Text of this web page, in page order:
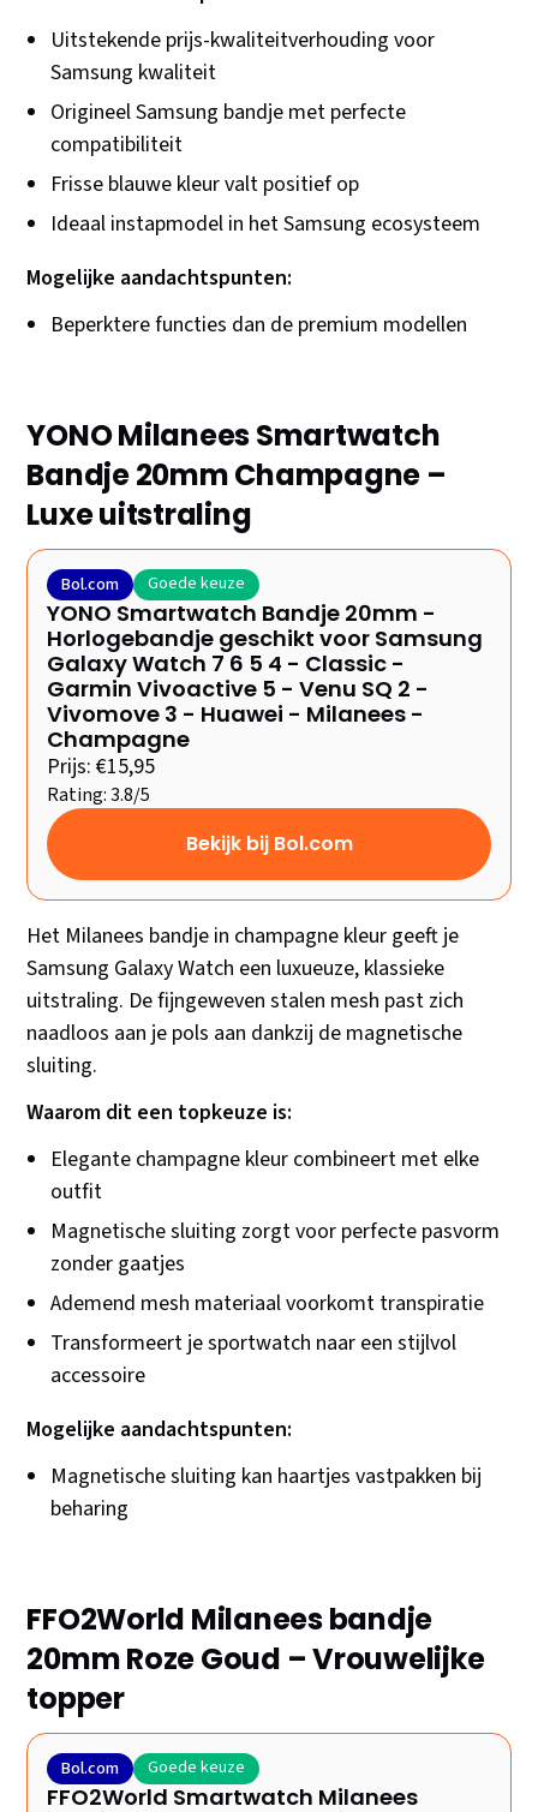
Uitstekende prijs-kwaliteitverhouding voor
Samsung kwaliteit
Origineel Samsung bandje met perfecte
compatibiliteit
Frisse blauwe kleur valt positief op
Ideaal instapmodel in het Samsung ecosysteem
Mogelijke aandachtspunten:
Beperktere functies dan de premium modellen
YONO Milanees Smartwatch
Bandje 20mm Champagne –
Luxe uitstraling
Bol.com Goede keuze
YONO Smartwatch Bandje 20mm -
Horlogebandje geschikt voor Samsung
Galaxy Watch 7 6 5 4 - Classic -
Garmin Vivoactive 5 - Venu SQ 2 -
Vivomove 3 - Huawei - Milanees -
Champagne
Prijs: €15,95
Rating: 3.8/5
Bekijk bij Bol.com
Het Milanees bandje in champagne kleur geeft je
Samsung Galaxy Watch een luxueuze, klassieke
uitstraling. De fijngeweven stalen mesh past zich
naadloos aan je pols aan dankzij de magnetische
sluiting.
Waarom dit een topkeuze is:
Elegante champagne kleur combineert met elke
outfit
Magnetische sluiting zorgt voor perfecte pasvorm
zonder gaatjes
Ademend mesh materiaal voorkomt transpiratie
Transformeert je sportwatch naar een stijlvol
accessoire
Mogelijke aandachtspunten:
Magnetische sluiting kan haartjes vastpakken bij
beharing
FFO2World Milanees bandje
20mm Roze Goud – Vrouwelijke
topper
Bol.com Goede keuze
FFO2World Smartwatch Milanees